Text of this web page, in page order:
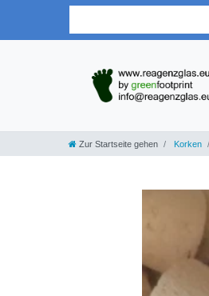
Zur Startseite gehen Korken